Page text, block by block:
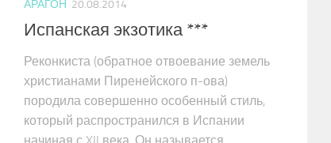
АРАГОН 20.08.2014
Испанская экзотика ***
Реконкиста (обратное отвоевание земель
христианами Пиренейского п-ова)
породила совершенно особенный стиль,
который распространился в Испании